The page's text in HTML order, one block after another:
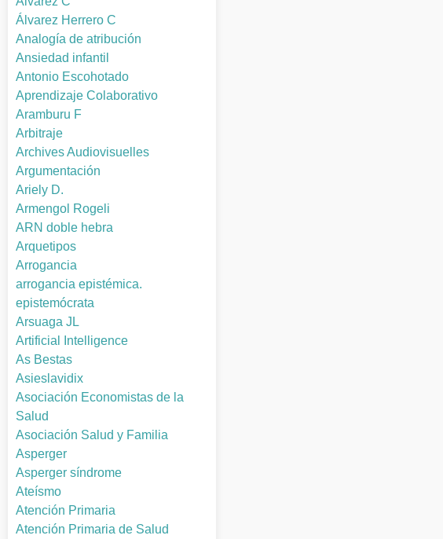
Álvarez Herrero C
Analogía de atribución
Ansiedad infantil
Antonio Escohotado
Aprendizaje Colaborativo
Aramburu F
Arbitraje
Archives Audiovisuelles
Argumentación
Ariely D.
Armengol Rogeli
ARN doble hebra
Arquetipos
Arrogancia
arrogancia epistémica.
epistemócrata
Arsuaga JL
Artificial Intelligence
As Bestas
Asieslavidix
Asociación Economistas de la
Salud
Asociación Salud y Familia
Asperger
Asperger síndrome
Ateísmo
Atención Primaria
Atención Primaria de Salud